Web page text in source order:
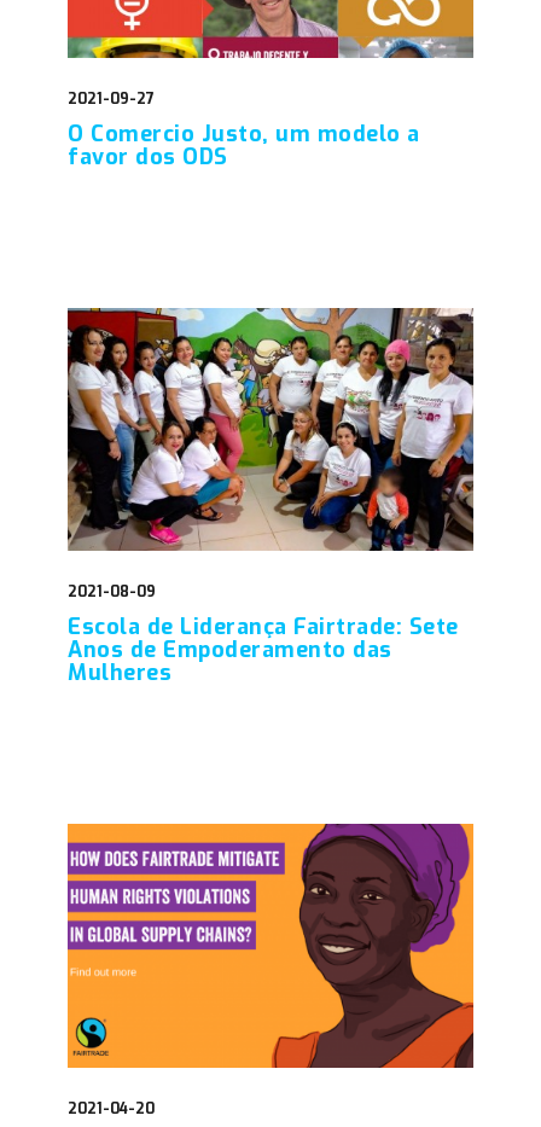
2021-09-27
O Comercio Justo, um modelo a
favor dos ODS
2021-08-09
Escola de Liderança Fairtrade: Sete
Anos de Empoderamento das
Mulheres
2021-04-20